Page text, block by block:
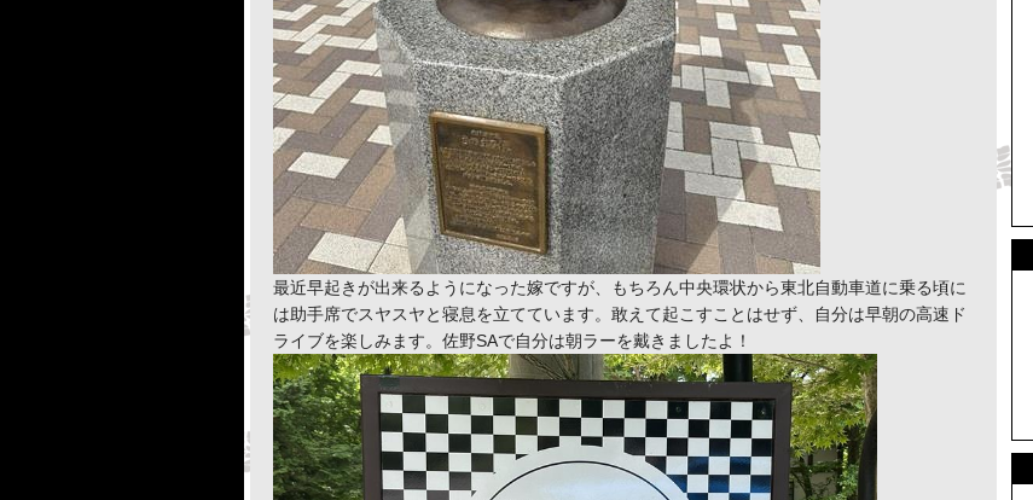
最近早起きが出来るようになった嫁ですが、もちろん中央環状から東北自動車道に乗る頃に
は助手席でスヤスヤと寝息を立てています。敢えて起こすことはせず、自分は早朝の高速ド
ライブを楽しみます。佐野SAで自分は朝ラーを戴きましたよ！